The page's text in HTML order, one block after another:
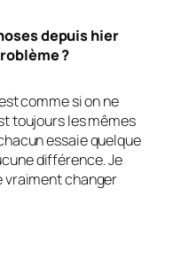
depuis hier
?
comme si on ne
toujours les mêmes
essaie quelque
différence. Je
vraiment changer